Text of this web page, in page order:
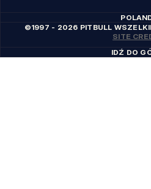
©1997 - 2026 PITBULL
SITE
IDŹ DO